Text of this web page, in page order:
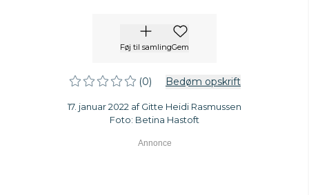
Føj til samlingGem
(0) Bedøm opskrift
17. januar 2022 af Gitte Heidi Rasmussen
Foto: Betina Hastoft